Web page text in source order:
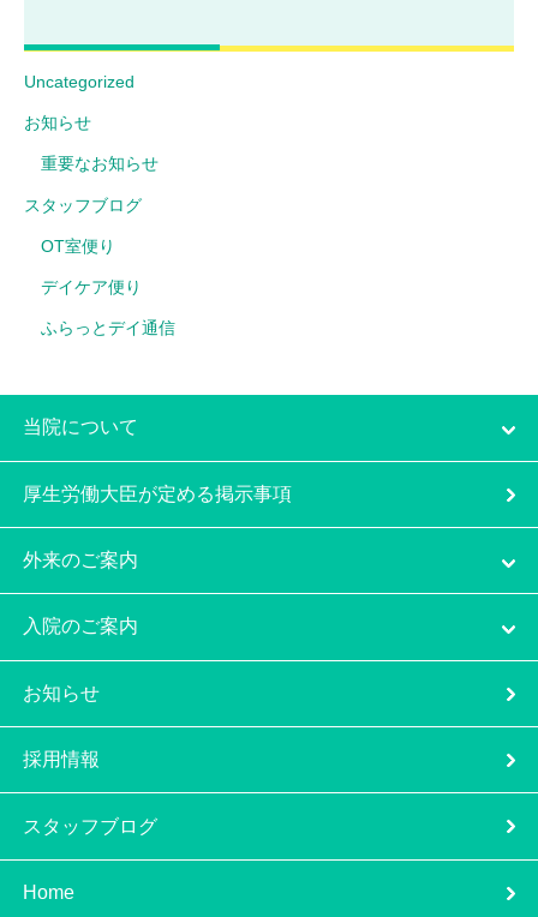
Uncategorized
お知らせ
重要なお知らせ
スタッフブログ
OT室便り
デイケア便り
ふらっとデイ通信
当院について
厚生労働大臣が定める掲示事項
外来のご案内
入院のご案内
お知らせ
採用情報
スタッフブログ
Home